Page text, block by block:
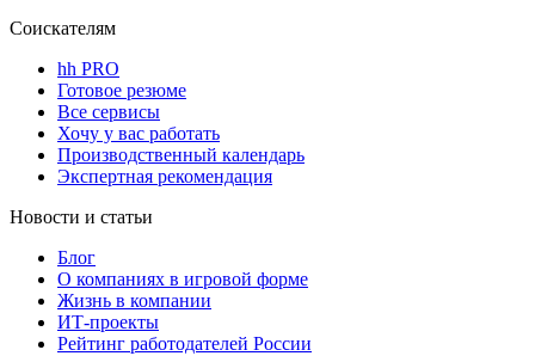
Соискателям
hh PRO
Готовое резюме
Все сервисы
Хочу у вас работать
Производственный календарь
Экспертная рекомендация
Новости и статьи
Блог
О компаниях в игровой форме
Жизнь в компании
ИТ-проекты
Рейтинг работодателей России